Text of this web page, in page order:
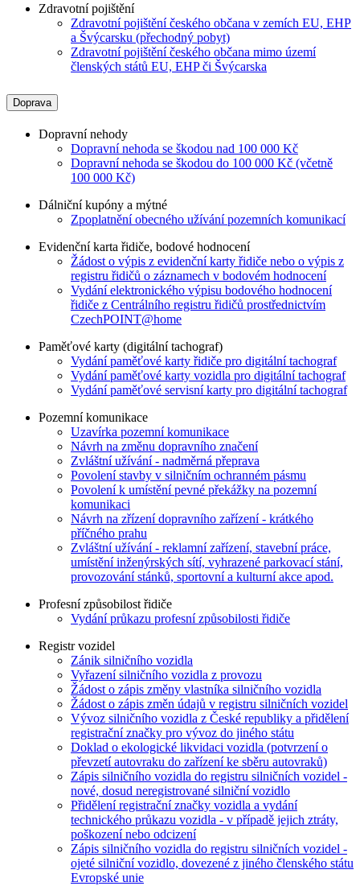
Zdravotní pojištění
Zdravotní pojištění českého občana v zemích EU, EHP
a Švýcarsku (přechodný pobyt)
Zdravotní pojištění českého občana mimo území
členských států EU, EHP či Švýcarska
Doprava
Dopravní nehody
Dopravní nehoda se škodou nad 100 000 Kč
Dopravní nehoda se škodou do 100 000 Kč (včetně
100 000 Kč)
Dálniční kupóny a mýtné
Zpoplatnění obecného užívání pozemních komunikací
Evidenční karta řidiče, bodové hodnocení
Žádost o výpis z evidenční karty řidiče nebo o výpis z
registru řidičů o záznamech v bodovém hodnocení
Vydání elektronického výpisu bodového hodnocení
řidiče z Centrálního registru řidičů prostřednictvím
CzechPOINT@home
Paměťové karty (digitální tachograf)
Vydání paměťové karty řidiče pro digitální tachograf
Vydání paměťové karty vozidla pro digitální tachograf
Vydání paměťové servisní karty pro digitální tachograf
Pozemní komunikace
Uzavírka pozemní komunikace
Návrh na změnu dopravního značení
Zvláštní užívání - nadměrná přeprava
Povolení stavby v silničním ochranném pásmu
Povolení k umístění pevné překážky na pozemní
komunikaci
Návrh na zřízení dopravního zařízení - krátkého
příčného prahu
Zvláštní užívání - reklamní zařízení, stavební práce,
umístění inženýrských sítí, vyhrazené parkovací stání,
provozování stánků, sportovní a kulturní akce apod.
Profesní způsobilost řidiče
Vydání průkazu profesní způsobilosti řidiče
Registr vozidel
Zánik silničního vozidla
Vyřazení silničního vozidla z provozu
Žádost o zápis změny vlastníka silničního vozidla
Žádost o zápis změn údajů v registru silničních vozidel
Vývoz silničního vozidla z České republiky a přidělení
registrační značky pro vývoz do jiného státu
Doklad o ekologické likvidaci vozidla (potvrzení o
převzetí autovraku do zařízení ke sběru autovraků)
Zápis silničního vozidla do registru silničních vozidel -
nové, dosud neregistrované silniční vozidlo
Přidělení registrační značky vozidla a vydání
technického průkazu vozidla - v případě jejich ztráty,
poškození nebo odcizení
Zápis silničního vozidla do registru silničních vozidel -
ojeté silniční vozidlo, dovezené z jiného členského státu
Evropské unie